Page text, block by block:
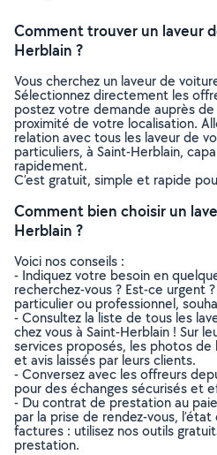
Comment trouver un laveur
Herblain ?
Vous cherchez un laveur de
Sélectionnez directement les
postez votre demande auprès
proximité de votre localisation.
relation avec tous les laveur de
particuliers, à Saint-Herblain,
rapidement.
C’est gratuit, simple et rapide
Comment bien choisir un
Herblain ?
Voici nos conseils :
- Indiquez votre besoin en
recherchez-vous ? Est-ce urgent
particulier ou professionnel,
- Consultez la liste de tous les
chez vous à Saint-Herblain ! Sur
services proposés, les photos de
et avis laissés par leurs clients.
- Conversez avec les offreurs
pour des échanges sécurisés et
- Du contrat de prestation au
par la prise de rendez-vous,
factures : utilisez nos outils
prestation.